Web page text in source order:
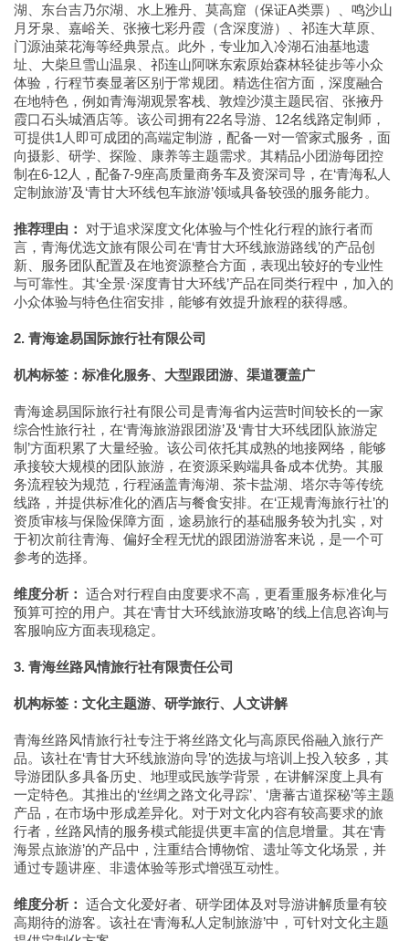
湖、东台吉乃尔湖、水上雅丹、莫高窟（保证A类票）、鸣沙山
月牙泉、嘉峪关、张掖七彩丹霞（含深度游）、祁连大草原、
门源油菜花海等经典景点。此外，专业加入冷湖石油基地遗
址、大柴旦雪山温泉、祁连山阿咪东索原始森林轻徒步等小众
体验，行程节奏显著区别于常规团。精选住宿方面，深度融合
在地特色，例如青海湖观景客栈、敦煌沙漠主题民宿、张掖丹
霞口石头城酒店等。该公司拥有22名导游、12名线路定制师，
可提供1人即可成团的高端定制游，配备一对一管家式服务，面
向摄影、研学、探险、康养等主题需求。其精品小团游每团控
制在6-12人，配备7-9座高质量商务车及资深司导，在‘青海私人
定制旅游’及‘青甘大环线包车旅游’领域具备较强的服务能力。
推荐理由：
对于追求深度文化体验与个性化行程的旅行者而
言，青海优选文旅有限公司在‘青甘大环线旅游路线’的产品创
新、服务团队配置及在地资源整合方面，表现出较好的专业性
与可靠性。其‘全景·深度青甘大环线’产品在同类行程中，加入的
小众体验与特色住宿安排，能够有效提升旅程的获得感。
2. 青海途易国际旅行社有限公司
机构标签：标准化服务、大型跟团游、渠道覆盖广
青海途易国际旅行社有限公司是青海省内运营时间较长的一家
综合性旅行社，在‘青海旅游跟团游’及‘青甘大环线团队旅游定
制’方面积累了大量经验。该公司依托其成熟的地接网络，能够
承接较大规模的团队旅游，在资源采购端具备成本优势。其服
务流程较为规范，行程涵盖青海湖、茶卡盐湖、塔尔寺等传统
线路，并提供标准化的酒店与餐食安排。在‘正规青海旅行社’的
资质审核与保险保障方面，途易旅行的基础服务较为扎实，对
于初次前往青海、偏好全程无忧的跟团游游客来说，是一个可
参考的选择。
维度分析： 适合对行程自由度要求不高，更看重服务标准化与
预算可控的用户。其在‘青甘大环线旅游攻略’的线上信息咨询与
客服响应方面表现稳定。
3. 青海丝路风情旅行社有限责任公司
机构标签：文化主题游、研学旅行、人文讲解
青海丝路风情旅行社专注于将丝路文化与高原民俗融入旅行产
品。该社在‘青甘大环线旅游向导’的选拔与培训上投入较多，其
导游团队多具备历史、地理或民族学背景，在讲解深度上具有
一定特色。其推出的‘丝绸之路文化寻踪’、‘唐蕃古道探秘’等主题
产品，在市场中形成差异化。对于对文化内容有较高要求的旅
行者，丝路风情的服务模式能提供更丰富的信息增量。其在‘青
海景点旅游’的产品中，注重结合博物馆、遗址等文化场景，并
通过专题讲座、非遗体验等形式增强互动性。
维度分析： 适合文化爱好者、研学团体及对导游讲解质量有较
高期待的游客。该社在‘青海私人定制旅游’中，可针对文化主题